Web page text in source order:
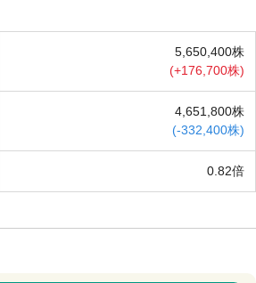
5,650,400株
(+176,700株)
4,651,800株
(-332,400株)
0.82倍